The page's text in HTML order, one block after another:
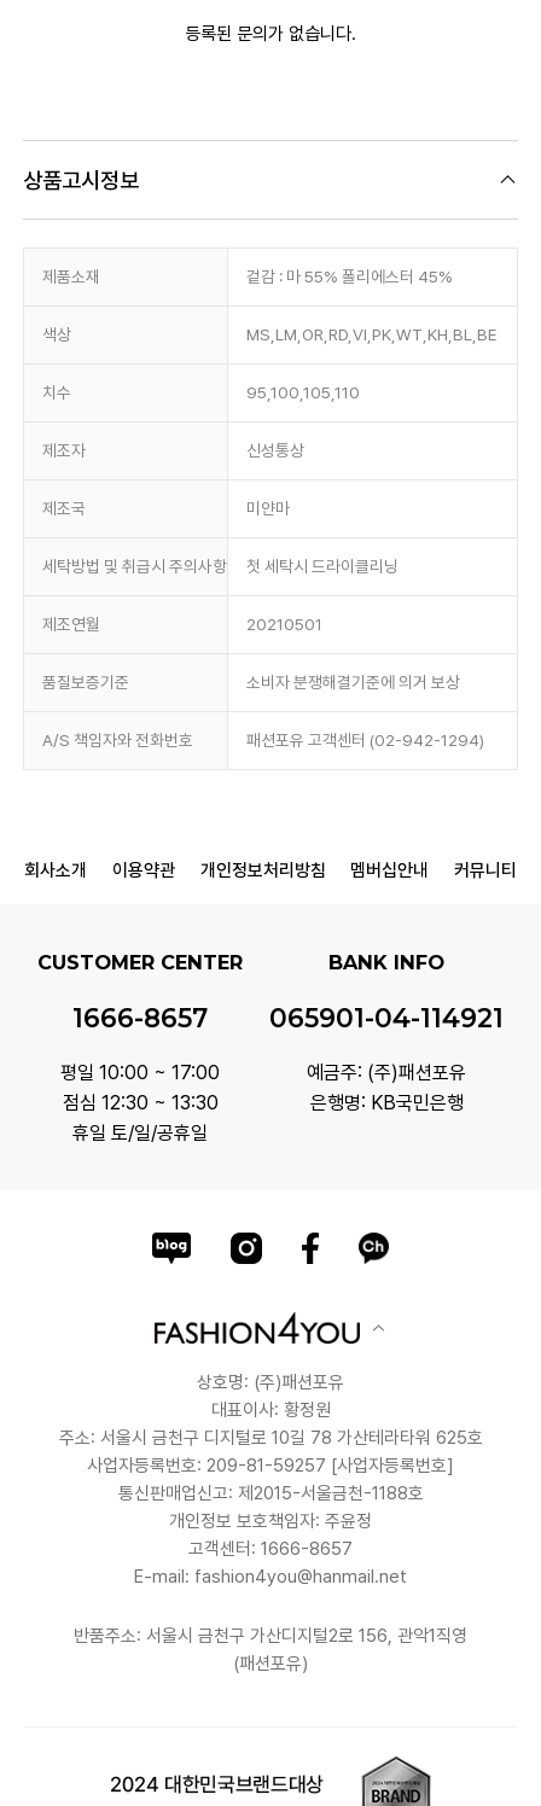
등록된 문의가 없습니다.
상품고시정보
제품소재 겉감 : 마 55% 폴리에스터 45%
색상 MS,LM,OR,RD,VI,PK,WT,KH,BL,BE
치수 95,100,105,110
제조자 신성통상
제조국 미얀마
세탁방법 및 취급시 주의사항 첫 세탁시 드라이클리닝
제조연월 20210501
품질보증기준 소비자 분쟁해결기준에 의거 보상
A/S 책임자와 전화번호 패션포유 고객센터 (02-942-1294)
회사소개 이용약관 개인정보처리방침 멤버십안내 커뮤니티
CUSTOMER CENTER
1666-8657
평일 10:00 ~ 17:00
점심 12:30 ~ 13:30
휴일 토/일/공휴일
BANK INFO
065901-04-114921
예금주: (주)패션포유
은행명: KB국민은행
상호명: (주)패션포유
대표이사: 황정원
주소: 서울시 금천구 디지털로 10길 78 가산테라타워 625호
사업자등록번호: 209-81-59257 [사업자등록번호]
통신판매업신고: 제2015-서울금천-1188호
개인정보 보호책임자: 주윤정
고객센터: 1666-8657
E-mail: fashion4you@hanmail.net
반품주소: 서울시 금천구 가산디지털2로 156, 관악1직영
(패션포유)